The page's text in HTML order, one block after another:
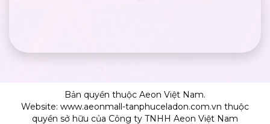
Bản quyền thuộc Aeon Việt Nam.
Website: www.aeonmall-tanphuceladon.com.vn thuộc
quyền sở hữu của Công ty TNHH Aeon Việt Nam